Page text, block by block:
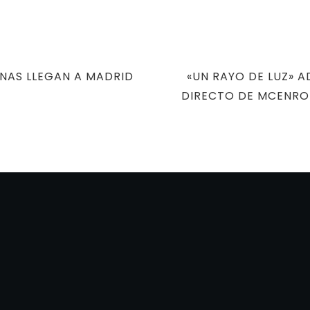
LLEGAN A MADRID
NEXT
POST
«UN RAYO DE LUZ»
DIRECTO DE